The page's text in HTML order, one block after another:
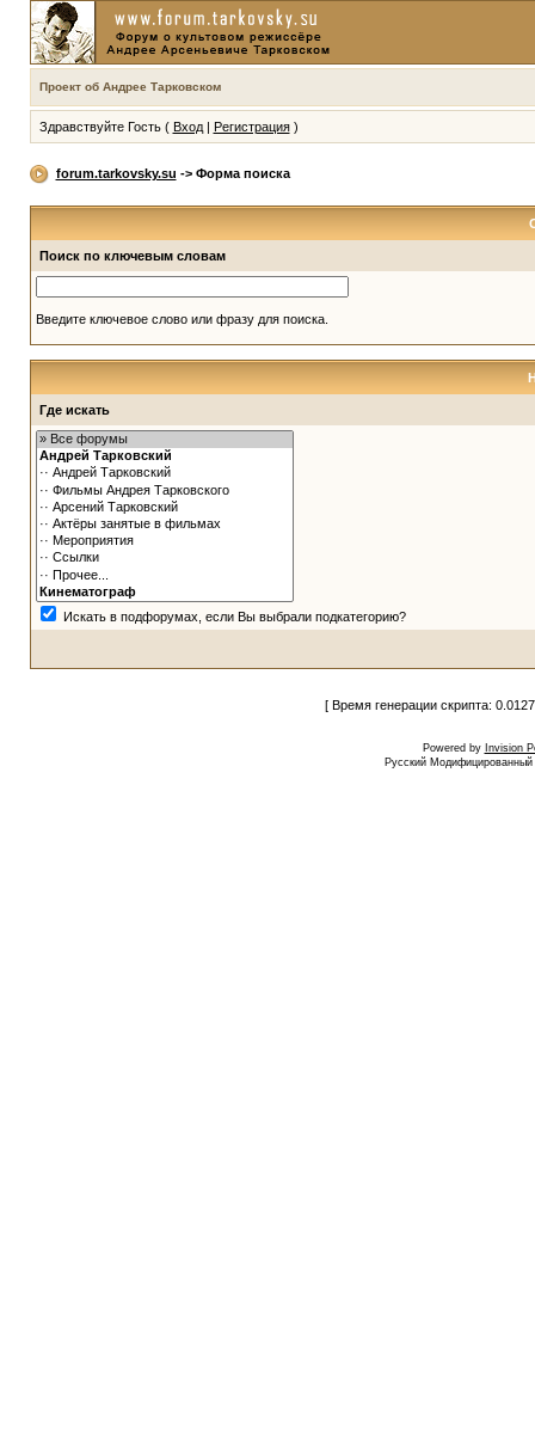
Проект об Андрее Тарковском
Здравствуйте Гость ( Вход| Регистрация)
forum.tarkovsky.su -> Форма поиска
Поиск по ключевым словам
Введите ключевое слово или фразу для поиска.
Где искать
Искать в подфорумах, если Вы выбрали подкатегорию?
[ Время генерации скрипта:
Powered by Invision
Русский